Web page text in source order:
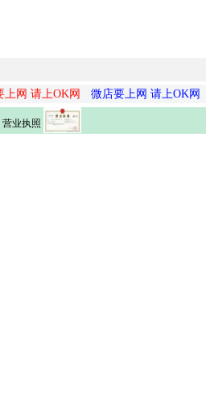
上网 请上OK网 微店要上网 请上OK网
营业执照